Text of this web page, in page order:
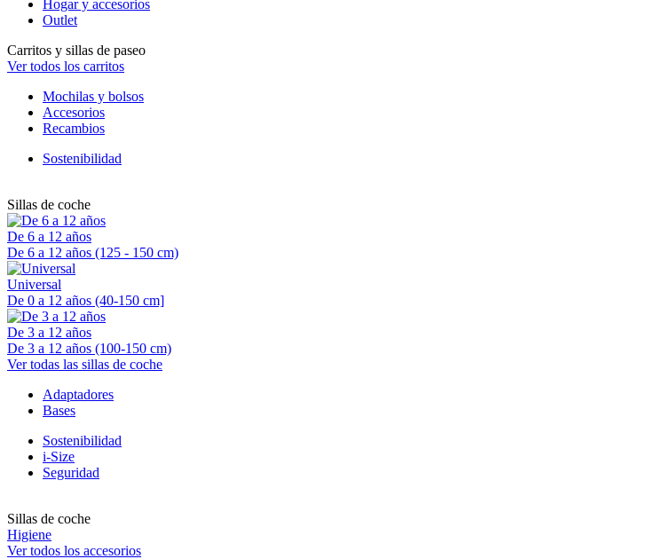
Hogar y accesorios
Outlet
Carritos y sillas de paseo
Ver todos los carritos
Mochilas y bolsos
Accesorios
Recambios
Sostenibilidad
Sillas de coche
De 6 a 12 años
De 6 a 12 años (125 - 150 cm)
Universal
De 0 a 12 años (40-150 cm]
De 3 a 12 años
De 3 a 12 años (100-150 cm)
Ver todas las sillas de coche
Adaptadores
Bases
Sostenibilidad
i-Size
Seguridad
Sillas de coche
Higiene
Ver todos los accesorios